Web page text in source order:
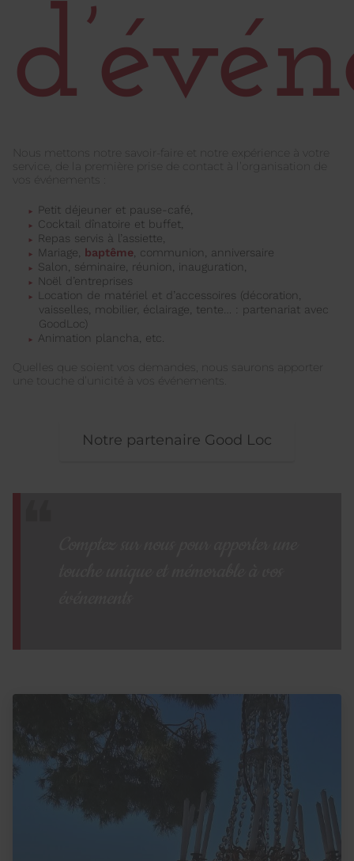
Nous mettons notre savoir-faire et notre expérience à votre
service, de la première prise de contact à l’organisation de
vos événements :
Petit déjeuner et pause-café,
Cocktail dînatoire et buffet,
Repas servis à l’assiette,
Mariage, baptême, communion, anniversaire
Salon, séminaire, réunion, inauguration,
Noël d’entreprises
Location de matériel et d’accessoires (décoration,
vaisselles, mobilier, éclairage, tente… : partenariat avec
GoodLoc)
Animation plancha, etc.
Quelles que soient vos demandes, nous saurons apporter
une touche d’unicité à vos événements.
Notre partenaire Good Loc